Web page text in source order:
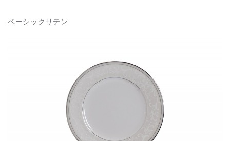
ベーシックサテン